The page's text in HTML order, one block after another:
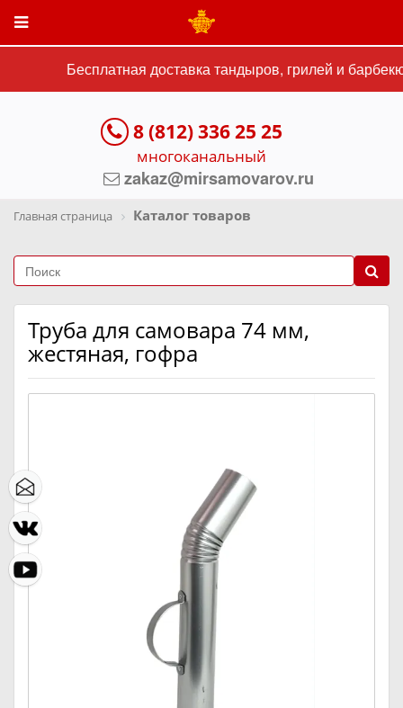
Бесплатная доставка тандыров, грилей и
8 (812) 336 25 25
многоканальный
zakaz@mirsamovarov.ru
Главная страница Каталог товаров
Труба для самовара 74 мм,
жестяная, гофра